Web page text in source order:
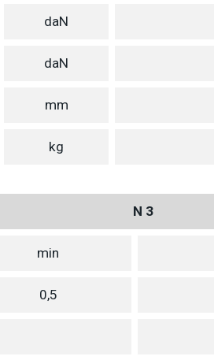
daN
daN
mm
kg
N 3
min
0,5